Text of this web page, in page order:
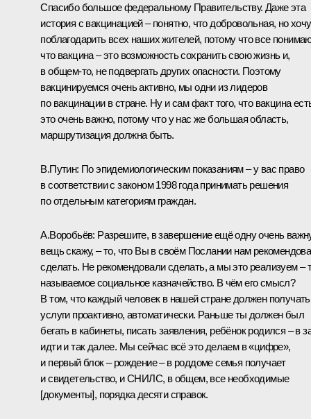
Спасибо большое федеральному Правительству. Даже эта
история с вакцинацией – понятно, что добровольная, но хочу
поблагодарить всех наших жителей, потому что все
что вакцина – это возможность сохранить свою жизнь и,
в общем-то, не подвергать других опасности. Поэтому
вакцинируемся очень активно, мы одни из лидеров
по вакцинации в стране. Ну и сам факт того, что вакцина
это очень важно, потому что у нас же большая область,
маршрутизация должна быть.
В.Путин: По эпидемиологическим показаниям – у вас право
в соответствии с законом 1998 года принимать решения
по отдельным категориям граждан.
А.Воробьёв: Разрешите, в завершение ещё одну очень
вещь скажу, – то, что Вы в своём Послании нам
сделать. Не рекомендовали сделать, а мы это реализуем –
называемое социальное казначейство. В чём его смысл?
В том, что каждый человек в нашей стране должен получать
услуги проактивно, автоматически. Раньше ты должен был
бегать в кабинеты, писать заявления, ребёнок родился – в
идти и так далее. Мы сейчас всё это делаем в «цифре»,
и первый блок – рождение – в роддоме семья получает
и свидетельство, и СНИЛС, в общем, все необходимые
[документы], порядка десяти справок.